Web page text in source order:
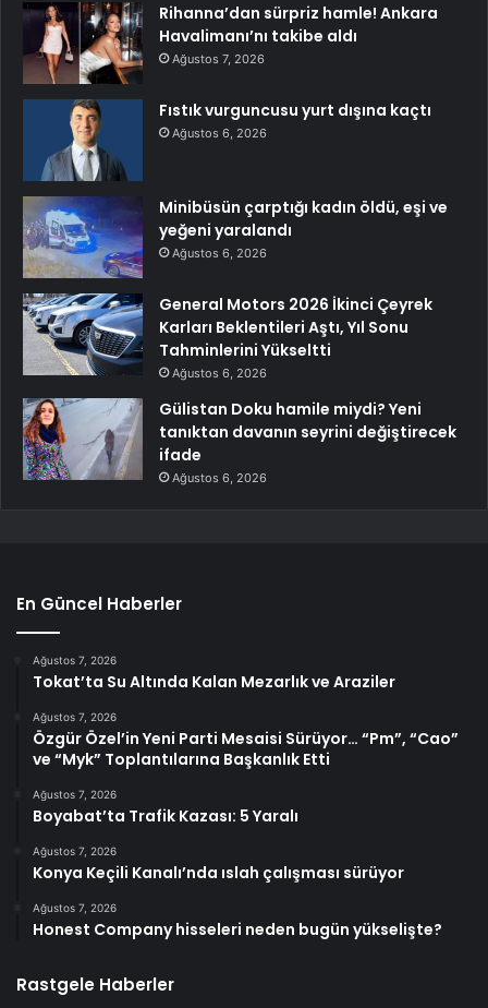
Rihanna’dan sürpriz hamle! Ankara
Havalimanı’nı takibe aldı
Ağustos 7, 2026
Fıstık vurguncusu yurt dışına kaçtı
Ağustos 6, 2026
Minibüsün çarptığı kadın öldü, eşi ve
yeğeni yaralandı
Ağustos 6, 2026
General Motors 2026 İkinci Çeyrek
Karları Beklentileri Aştı, Yıl Sonu
Tahminlerini Yükseltti
Ağustos 6, 2026
Gülistan Doku hamile miydi? Yeni
tanıktan davanın seyrini değiştirecek
ifade
Ağustos 6, 2026
En Güncel Haberler
Ağustos 7, 2026
Tokat’ta Su Altında Kalan Mezarlık ve Araziler
Ağustos 7, 2026
Özgür Özel’in Yeni Parti Mesaisi Sürüyor… “Pm”, “Cao”
ve “Myk” Toplantılarına Başkanlık Etti
Ağustos 7, 2026
Boyabat’ta Trafik Kazası: 5 Yaralı
Ağustos 7, 2026
Konya Keçili Kanalı’nda ıslah çalışması sürüyor
Ağustos 7, 2026
Honest Company hisseleri neden bugün yükselişte?
Rastgele Haberler